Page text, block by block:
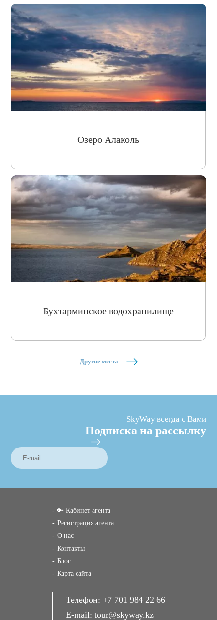
Озеро Алаколь
Бухтарминское водохранилище
Другие места
SkyWay всегда с Вами
Подписка на рассылку
🔑 Кабинет агента
Регистрация агента
О нас
Контакты
Блог
Карта сайта
Телефон: +7 701 984 22 66
E-mail: tour@skyway.kz